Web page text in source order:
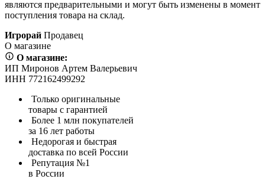
являются предварительными и могут быть изменены в момент
поступления товара на склад.
Игрорай Продавец
О магазине
О магазине:
ИП Миронов Артем Валерьевич
ИНН 772162499292
Только оригинальные
товары с гарантией
Более 1 млн покупателей
за 16 лет работы
Недорогая и быстрая
доставка по всей России
Репутация №1
в России